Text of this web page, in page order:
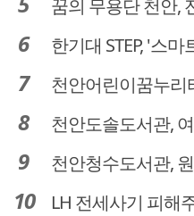
꿈의 무용단 천안, 전국
한기대 STEP, '스마트
천안어린이꿈누리터, 8
천안도솔도서관, 여름방학 맞
천안청수도서관, 원어민과
LH 전세사기 피해주택 매입